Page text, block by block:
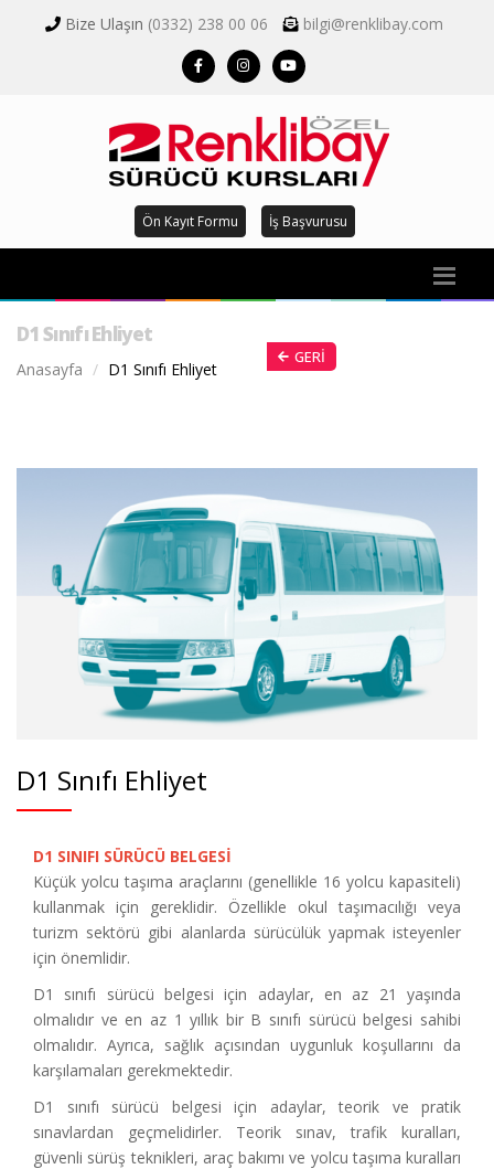
Bize Ulaşın (0332) 238 00 06 bilgi@renklibay.com
Ön Kayıt Formu İş Başvurusu
D1 Sınıfı Ehliyet
Anasayfa D1 Sınıfı Ehliyet
GERI
D1 Sınıfı Ehliyet
D1 SINIFI SÜRÜCÜ BELGESİ
Küçük yolcu taşıma araçlarını (genellikle 16 yolcu kapasiteli)
kullanmak için gereklidir. Özellikle okul taşımacılığı veya
turizm sektörü gibi alanlarda sürücülük yapmak isteyenler
için önemlidir.
D1 sınıfı sürücü belgesi için adaylar, en az 21 yaşında
olmalıdır ve en az 1 yıllık bir B sınıfı sürücü belgesi sahibi
olmalıdır. Ayrıca, sağlık açısından uygunluk koşullarını da
karşılamaları gerekmektedir.
D1 sınıfı sürücü belgesi için adaylar, teorik ve pratik
sınavlardan geçmelidirler. Teorik sınav, trafik kuralları,
güvenli sürüş teknikleri, araç bakımı ve yolcu taşıma kuralları